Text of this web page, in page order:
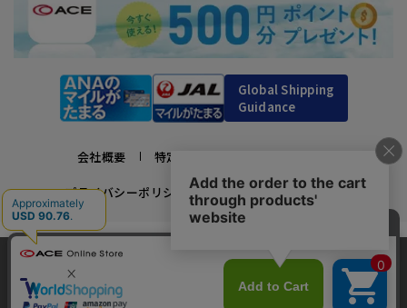
Global Shipping
Guidance
会社概要 特定商取引法に基づく表示
プライバシーポリシー 利用規約 採用情報
かばんの総合メーカー、エース公式サイト
スーツケースビジネスバッグ直営店ならではの豊富なラインナップでご紹介！
充実のアフターサービス・豊富な品揃え・安心のメーカー直営ストア
当サイトでは、サイトの利便性向上のため、クッ
キー(Cookie)を使用しています。クッキーについ
て詳細はこちら
承諾する